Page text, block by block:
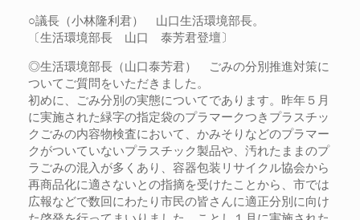
○議長（小林隆利君） 山口生活環境部長。
〔生活環境部長 山口 泰芳君登壇〕
◎生活環境部長（山口泰芳君） ごみの分別推進対策に
ついてご質問をいただきました。
初めに、ごみ分別の実態についてであります。昨年５月
に実施された緑字の指定袋のプラマークつきプラスチッ
クごみの内容物検査において、かみそりなどのプラマー
クがついていないプラスチック製品や、汚れたままのプ
ラごみの混入が多くあり、容器包装リサイクル協会から
再商品化に適さないとの指摘を受けたことから、市では
広報などで数回にわたり市民の皆さんに適正分別に向け